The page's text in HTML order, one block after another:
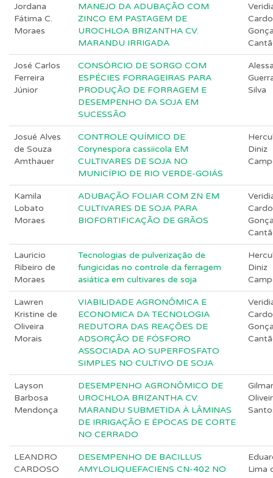
Jordana
Fátima C.
Moraes
MANEJO DA ADUBAÇÃO COM
ZINCO EM PASTAGEM DE
UROCHLOA BRIZANTHA CV.
MARANDU IRRIGADA
José Carlos
Ferreira
Júnior
CONSÓRCIO DE SORGO COM
ESPÉCIES FORRAGEIRAS PARA
PRODUÇÃO DE FORRAGEM E
DESEMPENHO DA SOJA EM
SUCESSÃO
Silva
Josué Alves
de Souza
Amthauer
CONTROLE QUÍMICO DE
Corynespora cassiicola EM
CULTIVARES DE SOJA NO
MUNICÍPIO DE RIO VERDE-GOIÁS
Diniz
Kamila
Lobato
Moraes
ADUBAÇÃO FOLIAR COM ZN EM
CULTIVARES DE SOJA PARA
BIOFORTIFICAÇÃO DE GRÃOS
Lauricio
Ribeiro de
Moraes
Tecnologias de pulverização de
fungicidas no controle da ferragem
asiática em cultivares de soja
Diniz
Lawren
Kristine de
Oliveira
Morais
VIABILIDADE AGRONÔMICA E
ECONOMICA DA TECNOLOGIA
REDUTORA DAS REAÇÕES DE
ADSORÇÃO DE FÓSFORO
ASSOCIADA AO SUPERFOSFATO
SIMPLES NO CULTIVO DE SOJA
Layson
Barbosa
Mendonça
DESEMPENHO AGRONÔMICO DE
UROCHLOA BRIZANTHA CV.
MARANDU SUBMETIDA À LÂMINAS
DE IRRIGAÇÃO E ÉPOCAS DE CORTE
NO CERRADO
Gilmar
LEANDRO
CARDOSO
DESEMPENHO DE BACILLUS
AMYLOLIQUEFACIENS CN-402 NO
Lima